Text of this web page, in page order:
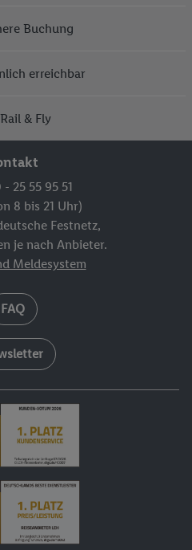
Buchung
erreichbar
Rail & Fly
25 55 95 51
8 bis 21 Uhr)
Festnetz,
je nach Anbieter.
Meldesystem
FAQ